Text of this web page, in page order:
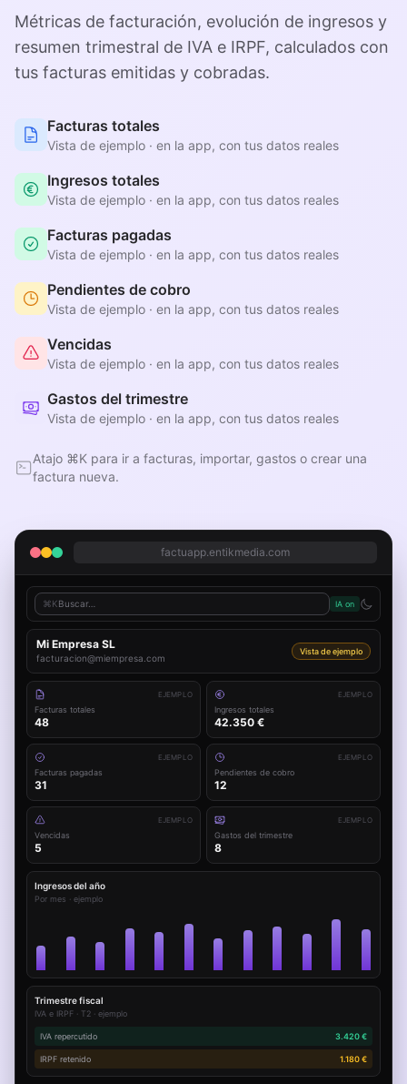
Métricas de facturación, evolución de ingresos y
resumen trimestral de IVA e IRPF, calculados con
tus facturas emitidas y cobradas.
Facturas totales
Vista de ejemplo · en la app, con tus datos reales
Ingresos totales
Vista de ejemplo · en la app, con tus datos reales
Facturas pagadas
Vista de ejemplo · en la app, con tus datos reales
Pendientes de cobro
Vista de ejemplo · en la app, con tus datos reales
Vencidas
Vista de ejemplo · en la app, con tus datos reales
Gastos del trimestre
Vista de ejemplo · en la app, con tus datos reales
Atajo ⌘K para ir a facturas, importar, gastos o crear una
factura nueva.
factuapp.entikmedia.com
⌘KBuscar… IA on
Mi Empresa SL
facturacion@miempresa.com
Vista de ejemplo
EJEMPLO
Facturas totales
48
EJEMPLO
Ingresos totales
42.350 €
EJEMPLO
Facturas pagadas
31
EJEMPLO
Pendientes de cobro
12
EJEMPLO
Vencidas
5
EJEMPLO
Gastos del trimestre
8
Ingresos del año
Por mes · ejemplo
Trimestre fiscal
IVA e IRPF · T2 · ejemplo
IVA repercutido 3.420 €
IRPF retenido 1.180 €